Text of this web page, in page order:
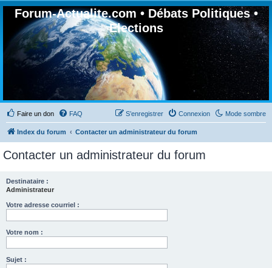
Forum-Actualite.com • Débats Politiques •
Elections
Faire un don Mode sombre
FAQ Connexion
S’enregistrer
Index du forum Contacter un administrateur du forum
Contacter un administrateur du forum
Destinataire :
Administrateur
Votre adresse courriel :
Votre nom :
Sujet :